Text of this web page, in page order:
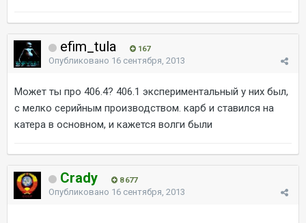
efim_tula 167
Опубликовано 16 сентября, 2013
Может ты про 406.4? 406.1 экспериментальный у них был,
с мелко серийным производством. карб и ставился на
катера в основном, и кажется волги были
Crady 8 677
Опубликовано 16 сентября, 2013